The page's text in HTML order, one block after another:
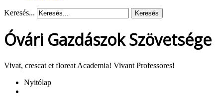
Keresés... Keresés
Óvári Gazdászok Szövetsége
Vivat, crescat et floreat Academia! Vivant Professores!
Nyitólap